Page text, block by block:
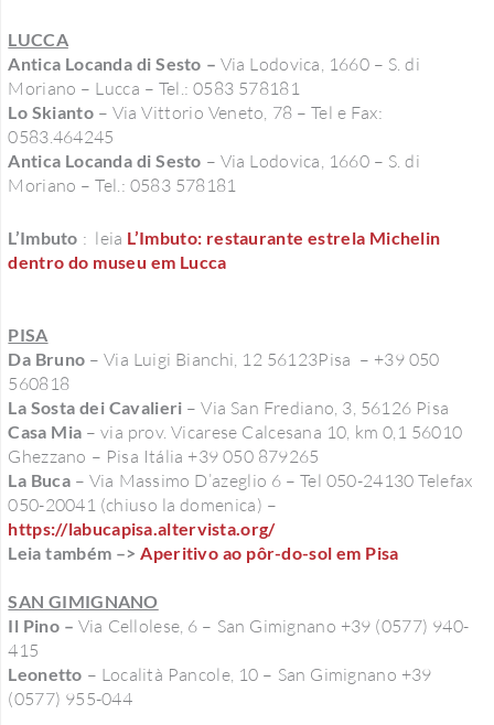
LUCCA
Antica Locanda di Sesto – Via Lodovica, 1660 – S. di
Moriano – Lucca – Tel.: 0583 578181
Lo Skianto – Via Vittorio Veneto, 78 – Tel e Fax:
0583.464245
Antica Locanda di Sesto – Via Lodovica, 1660 – S. di
Moriano – Tel.: 0583 578181
L’Imbuto : leia L’Imbuto: restaurante estrela Michelin
dentro do museu em Lucca
PISA
Da Bruno – Via Luigi Bianchi, 12 56123Pisa ‎ – +39 050
560818
La Sosta dei Cavalieri – Via San Frediano, 3, 56126 Pisa
Casa Mia – via prov. Vicarese Calcesana 10, km 0,1 56010
Ghezzano – Pisa Itália +39 050 879265
La Buca – Via Massimo D’azeglio 6 – Tel 050-24130 Telefax
050-20041 (chiuso la domenica) –
https://labucapisa.altervista.org/
Leia também –> Aperitivo ao pôr-do-sol em Pisa
SAN GIMIGNANO
Il Pino – Via Cellolese, 6 – San Gimignano +39 (0577) 940-
415
Leonetto – Località Pancole, 10 – San Gimignano +39
(0577) 955-044